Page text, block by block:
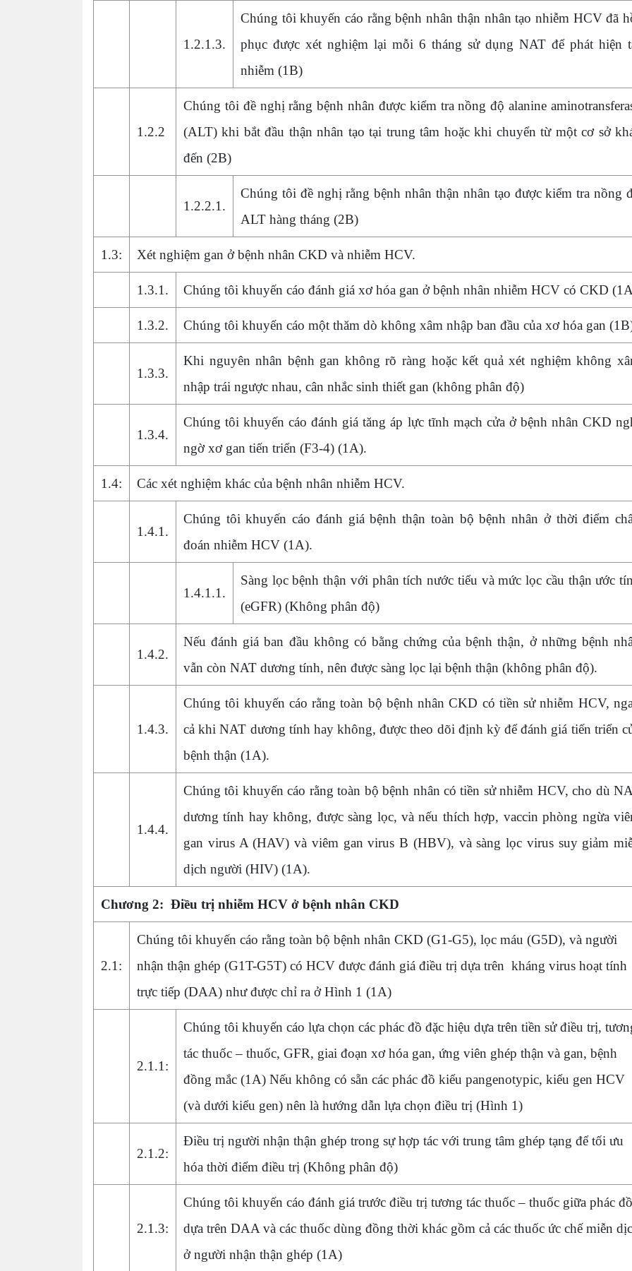
1.2.1.3.
Chúng tôi khuyến cáo rằng bệnh nhân thận nhân tạo nhiễm HCV đã
phục được xét nghiệm lại mỗi 6 tháng sử dụng NAT để phát hiện
nhiễm (1B)
1.2.2
Chúng tôi đề nghị rằng bệnh nhân được kiểm tra nồng độ alanine
(ALT) khi bắt đầu thận nhân tạo tại trung tâm hoặc khi chuyển từ một cơ sở
đến (2B)
1.2.2.1.
Chúng tôi đề nghị rằng bệnh nhân thận nhân tạo được kiểm tra nồng
ALT hàng tháng (2B)
1.3: Xét nghiệm gan ở bệnh nhân CKD và nhiễm HCV.
1.3.1. Chúng tôi khuyến cáo đánh giá xơ hóa gan ở bệnh nhân nhiễm HCV có CKD
1.3.2. Chúng tôi khuyến cáo một thăm dò không xâm nhập ban đầu của xơ hóa gan
1.3.3.
Khi nguyên nhân bệnh gan không rõ ràng hoặc kết quả xét nghiệm không
nhập trái ngược nhau, cân nhắc sinh thiết gan (không phân độ)
1.3.4.
Chúng tôi khuyến cáo đánh giá tăng áp lực tĩnh mạch cửa ở bệnh nhân CKD
ngờ xơ gan tiến triển (F3-4) (1A).
1.4: Các xét nghiệm khác của bệnh nhân nhiễm HCV.
1.4.1.
Chúng tôi khuyến cáo đánh giá bệnh thận toàn bộ bệnh nhân ở thời điểm
đoán nhiễm HCV (1A).
1.4.1.1.
Sàng lọc bệnh thận với phân tích nước tiểu và mức lọc cầu thận ước
(eGFR) (Không phân độ)
1.4.2.
Nếu đánh giá ban đầu không có bằng chứng của bệnh thận, ở những bệnh
vẫn còn NAT dương tính, nên được sàng lọc lại bệnh thận (không phân độ).
1.4.3.
Chúng tôi khuyến cáo rằng toàn bộ bệnh nhân CKD có tiền sử nhiễm HCV,
cả khi NAT dương tính hay không, được theo dõi định kỳ để đánh giá tiến triển
bệnh thận (1A).
1.4.4.
Chúng tôi khuyến cáo rằng toàn bộ bệnh nhân có tiền sử nhiễm HCV, cho dù
dương tính hay không, được sàng lọc, và nếu thích hợp, vaccin phòng ngừa
gan virus A (HAV) và viêm gan virus B (HBV), và sàng lọc virus suy giảm
dịch người (HIV) (1A).
Chương 2: Điều trị nhiễm HCV ở bệnh nhân CKD
2.1:
Chúng tôi khuyến cáo rằng toàn bộ bệnh nhân CKD (G1-G5), lọc máu (G5D), và người
nhận thận ghép (G1T-G5T) có HCV được đánh giá điều trị dựa trên kháng virus hoạt tính
trực tiếp (DAA) như được chỉ ra ở Hình 1 (1A)
2.1.1:
Chúng tôi khuyến cáo lựa chọn các phác đồ đặc hiệu dựa trên tiền sử điều trị,
tác thuốc – thuốc, GFR, giai đoạn xơ hóa gan, ứng viên ghép thận và gan, bệnh
đồng mắc (1A) Nếu không có sẵn các phác đồ kiểu pangenotypic, kiểu gen HCV
(và dưới kiểu gen) nên là hướng dẫn lựa chọn điều trị (Hình 1)
2.1.2:
Điều trị người nhận thận ghép trong sự hợp tác với trung tâm ghép tạng để tối ưu
hóa thời điểm điều trị (Không phân độ)
2.1.3:
Chúng tôi khuyến cáo đánh giá trước điều trị tương tác thuốc – thuốc giữa phác đồ
dựa trên DAA và các thuốc dùng đồng thời khác gồm cả các thuốc ức chế miễn
ở người nhận thận ghép (1A)